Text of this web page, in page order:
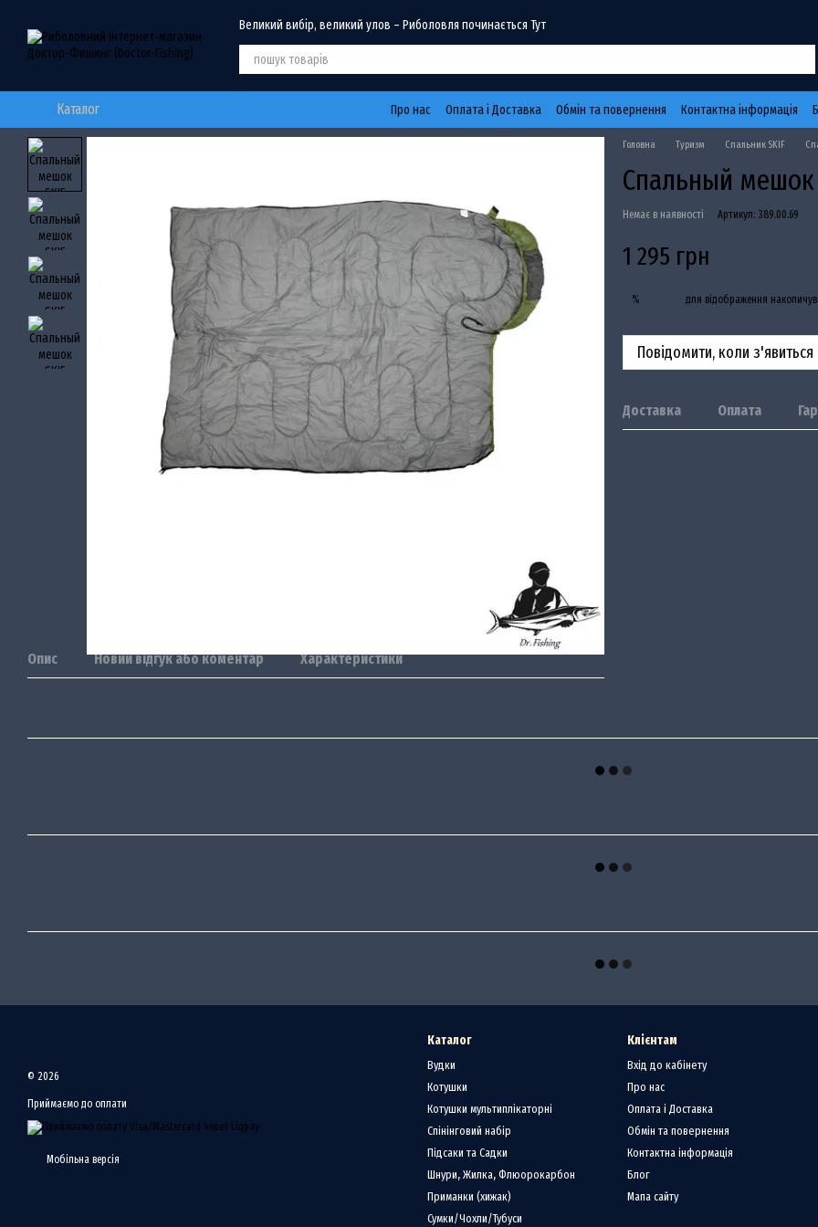
Великий вибір, великий улов – Риболовля починається Тут
Каталог Про нас Оплата і Доставка Обмін та повернення Контактна інформація
Опис Новий відгук або коментар Характеристики
Головна Туризм Спальник SKIF
Спальный
Немає в наявності Артикул: 389.00.69
1 295 грн
% для відображення
Повідомити, коли з'явиться
Доставка Оплата
© 2026
Приймаємо до оплати
Мобільна версія
Каталог
Вудки
Котушки
Котушки мультиплікаторні
Спінінговий набір
Підсаки та Садки
Шнури, Жилка, Флюорокарбон
Приманки (хижак)
Сумки/Чохли/Тубуси
Клієнтам
Вхід до кабінету
Про нас
Оплата і Доставка
Обмін та повернення
Контактна інформація
Блог
Мапа сайту